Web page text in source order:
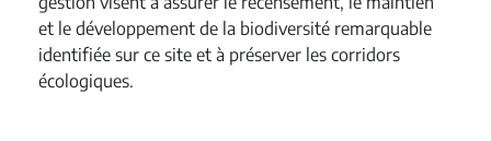
et le développement de la biodiversité remarquable
identifiée sur ce site et à préserver les corridors
écologiques.